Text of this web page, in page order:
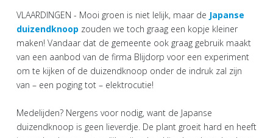
VLAARDINGEN - Mooi groen is niet lelijk, maar de Japanse
duizendknoop zouden we toch graag een kopje kleiner
maken! Vandaar dat de gemeente ook graag gebruik maakt
van een aanbod van de firma Blijdorp voor een experiment
om te kijken of de duizendknoop onder de indruk zal zijn
van – een poging tot – elektrocutie!
Medelijden? Nergens voor nodig, want de Japanse
duizendknoop is geen lieverdje. De plant groeit hard en heeft